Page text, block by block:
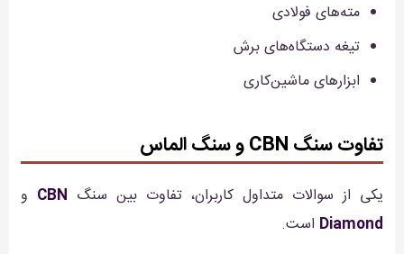
مته‌های فولادی
تیغه دستگاه‌های برش
ابزارهای ماشین‌کاری
تفاوت سنگ CBN و سنگ الماس
یکی از سوالات متداول کاربران، تفاوت بین سنگ CBN و
Diamond است.